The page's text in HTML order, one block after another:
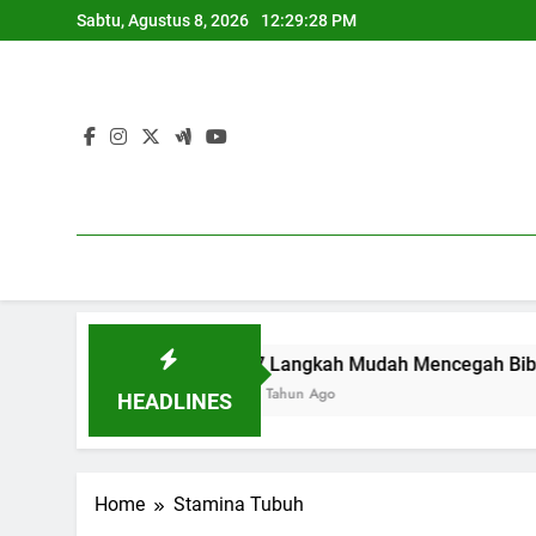
to
Sabtu, Agustus 8, 2026 12:29:29 PM
HEADLINES
7 Langkah Mudah Mencegah Bibir Hitam
1 Tahun Ago
Home Stamina Tubuh